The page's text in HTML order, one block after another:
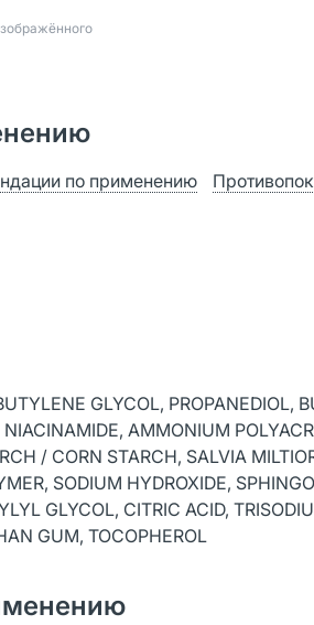
по применению
GLYCOL, PROPANEDIOL,
AMMONIUM
/ CORN STARCH, SALVIA
SODIUM HYDROXIDE,
GLYCOL, CITRIC ACID,
GUM, TOCOPHEROL